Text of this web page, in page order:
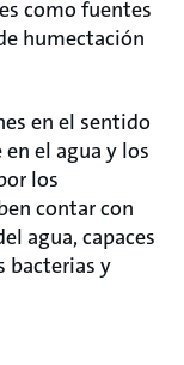
como fuentes
humectación
en el sentido
el agua y los
los
contar con
agua, capaces
bacterias y